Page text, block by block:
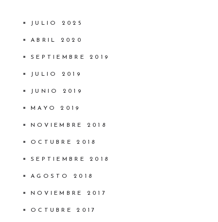
JULIO 2025
ABRIL 2020
SEPTIEMBRE 2019
JULIO 2019
JUNIO 2019
MAYO 2019
NOVIEMBRE 2018
OCTUBRE 2018
SEPTIEMBRE 2018
AGOSTO 2018
NOVIEMBRE 2017
OCTUBRE 2017